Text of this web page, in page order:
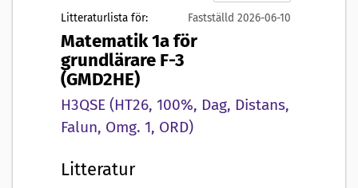
Litteraturlista för: Fastställd 2026-06-10
Matematik 1a för
grundlärare F-3
(GMD2HE)
H3QSE (HT26, 100%, Dag, Distans,
Falun, Omg. 1, ORD)
Litteratur